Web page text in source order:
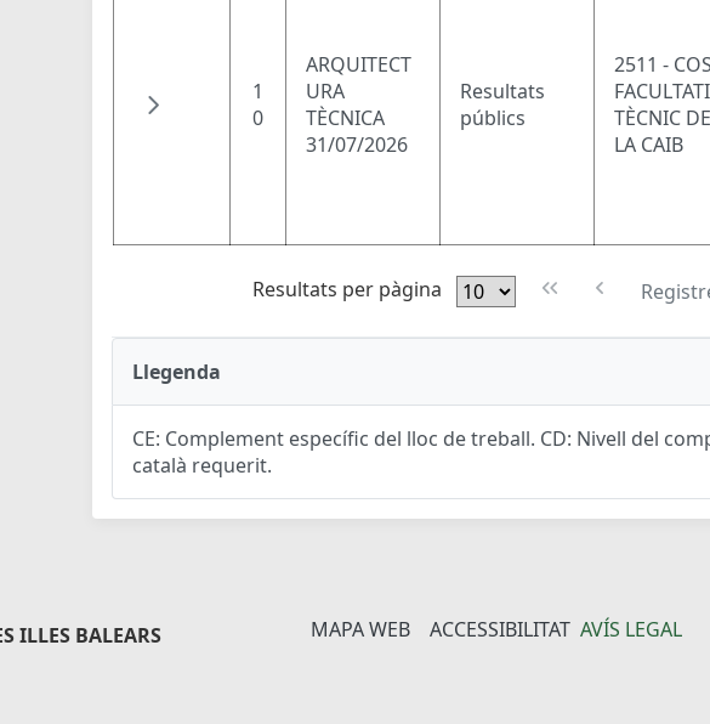
1
0
ARQUITECT
URA
TÈCNICA
31/07/2026
Resultats
públics
2511 - COS
TÈCNIC DE
LA CAIB
Resultats per pàgina
Llegenda
CE: Complement específic del lloc de treball. CD: Nivell del
català requerit.
ILLES BALEARS
MAPA WEB ACCESSIBILITAT AVÍS LEGAL